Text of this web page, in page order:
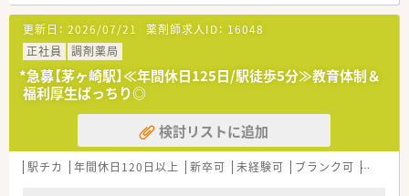
□認定薬剤師の資格手当あり！
資格取得をバックアップしています！
□地域密着ながら社員をサポートする体制が整っているので、ス
キルアップしたい方にオススメです！
更新日： 2026/07/21 薬剤師求人ID： 16048
正社員
調剤薬局
*急募【茅ヶ崎駅】≪年間休日125日/駅徒歩5分≫教育体制＆
福利厚生ばっちり◎
検討リストに追加
駅チカ 年間休日120日以上 新卒可 未経験可 ブランク可 転勤な